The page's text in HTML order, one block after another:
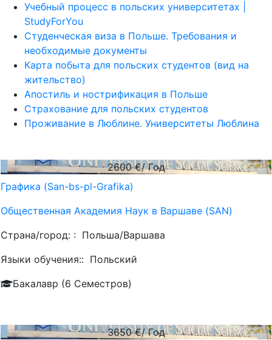
Учебный процесс в польских университетах |
StudyForYou
Студенческая виза в Польше. Требования и
необходимые документы
Карта побыта для польских студентов (вид на
жительство)
Апостиль и нострификация в Польше
Страхование для польских студентов
Проживание в Люблине. Университеты Люблина
2600€/ Год
Графика (San-bs-pl-Grafika)
Общественная Академия Наук в Варшаве (SAN)
Страна/город: : Польша/Варшава
Языки обучения:: Польский
Бакалавр (6 Семестров)
3650€/ Год